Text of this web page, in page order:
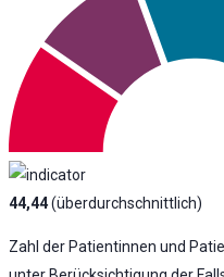
44,44(überdurchschnittlich)
Zahl der Patientinnen und